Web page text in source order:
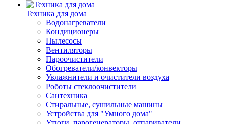
Техника для дома
Водонагреватели
Кондиционеры
Пылесосы
Вентиляторы
Пароочистители
Обогреватели/конвекторы
Увлажнители и очистители воздуха
Роботы стеклоочистители
Сантехника
Стиральные, сушильные машины
Устройства для "Умного дома"